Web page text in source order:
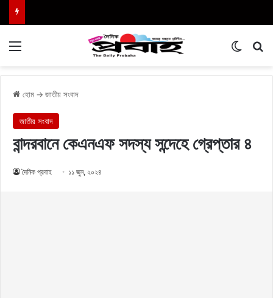
হোম → জাতীয় সংবাদ
জাতীয় সংবাদ
বান্দরবানে কেএনএফ সদস্য সন্দেহে গ্রেপ্তার ৪
দৈনিক প্রবাহ ১১ জুন, ২০২৪